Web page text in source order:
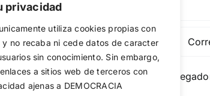
privacidad
utiliza cookies propias con
no recaba ni cede datos de caracter
sin conocimiento. Sin embargo,
a sitios web de terceros con
ajenas a DEMOCRACIA
nombre, email y sitio web en este